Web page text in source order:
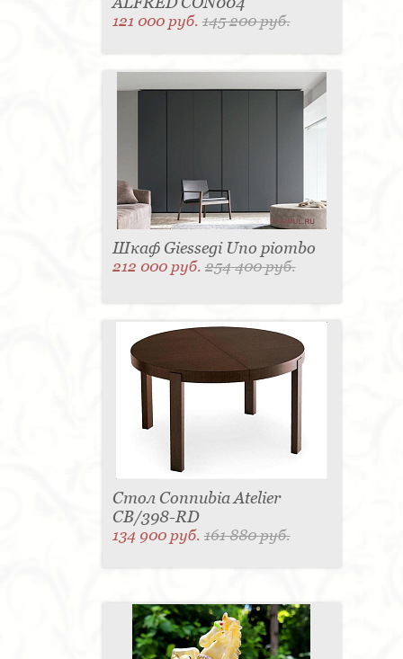
121 000 руб.145 200 руб.
Шкаф Giessegi Uno piombo
212 000 руб.254 400 руб.
Стол Connubia Atelier
CB/398-RD
134 900 руб.161 880 руб.